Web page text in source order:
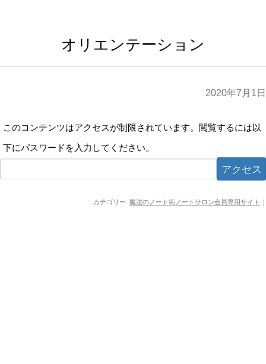
オリエンテーション
2020年7月1日
このコンテンツはアクセスが制限されています。閲覧するには以
下にパスワードを入力してください。
カテゴリー: 魔法のノート術ノートサロン会員専用サイト |